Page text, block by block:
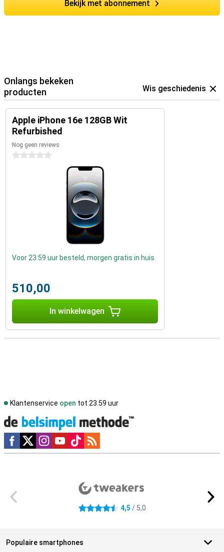
Bekijk met abonnement
Onlangs bekeken
producten
Wis geschiedenis
Apple iPhone 16e 128GB Wit
Refurbished
Nog geen reviews
0 sterren
Voor 23:59 uur besteld, morgen gratis in huis
510,00
In winkelwagen
Klantenservice open tot 23.59 uur
Social media
4.5 sterren 4,5 / 5,0
Populaire smartphones